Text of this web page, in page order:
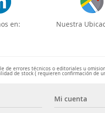
en: Nuestra
de errores técnicos o editoriales u
de stock ( requieren confirmación de
Mi cuenta